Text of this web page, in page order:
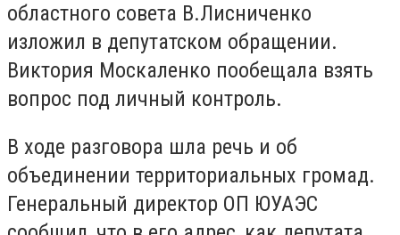
областного совета В.Лисниченко
изложил в депутатском обращении.
Виктория Москаленко пообещала взять
вопрос под личный контроль.
В ходе разговора шла речь и об
объединении территориальных громад.
Генеральный директор ОП ЮУАЭС